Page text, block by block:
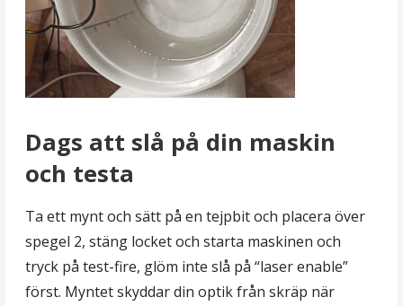
Dags att slå på din maskin
och testa
Ta ett mynt och sätt på en tejpbit och placera över
spegel 2, stäng locket och starta maskinen och
tryck på test-fire, glöm inte slå på “laser enable”
först. Myntet skyddar din optik från skräp när